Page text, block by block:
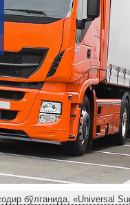
бўлганида, «Universal